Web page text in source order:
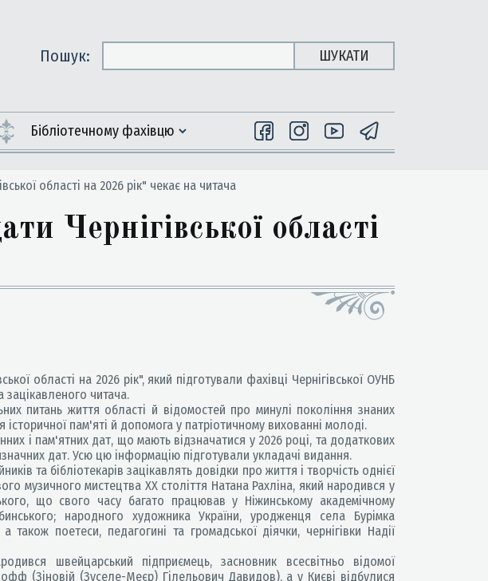
Пошук: ШУКАТИ
Бiблiотечному фахiвцю
області на 2026 рік" чекає на читача
Чернігівської області
області на 2026 рік", який підготували фахівці Чернігівської ОУНБ
зацікавленого читача.
питань життя області й відомостей про минулі покоління знаних
пам'яті й допомога у патріотичному вихованні молоді.
і пам'ятних дат, що мають відзначатися у 2026 році, та додаткових
дат. Усю цю інформацію підготували укладачі видання.
та бібліотекарів зацікавлять довідки про життя і творчість однієї
музичного мистецтва XX століття Натана Рахліна, який народився у
що свого часу багато працював у Ніжинському академічному
народного художника України, уродженця села Бурімка
поетеси, педагогині та громадської діячки, чернігівки Надії
швейцарський підприємець, засновник всесвітньо відомої
(Зіновій (Зуселе-Меєр) Гілельович Давидов), а у Києві відбулися